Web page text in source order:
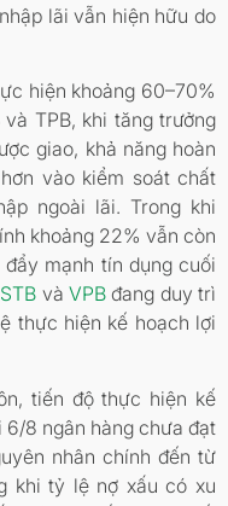
lãi vẫn hiện hữu do
hiện khoảng 60–70%
TPB, khi tăng trưởng
giao, khả năng hoàn
vào kiểm soát chất
ngoài lãi. Trong khi
khoảng 22% vẫn còn
mạnh tín dụng cuối
STB vàVPB đang duy trì
thực hiện kế hoạch lợi
tiến độ thực hiện kế
6/8 ngân hàng chưa đạt
nhân chính đến từ
khi tỷ lệ nợ xấu có xu